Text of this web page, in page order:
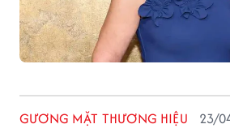
GƯƠNG MẶT THƯƠNG HIỆU 23/